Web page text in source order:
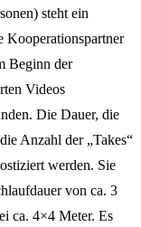
steht ein
Kooperationspartner
Beginn der
Videos
Die Dauer, die
Anzahl der „Takes“
werden. Sie
von ca. 3
ca. 4×4 Meter. Es